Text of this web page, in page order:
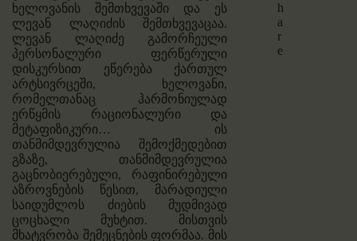
ხელოვანის შემთხვევაში და ეს
ლევან ლაღიძის შემთხვევაცაა.
ლევან ლაღიძე გამორჩეული
პერსონალური ფერწერული
დისკურსით ეწერება ქართულ
არტსივრცეში, ხელოვანი,
რომელთანაც ჰარმონიულად
ერწყმის რაციონალური და
მეტაფიზიკური… ის
თანმიმდევრულია შემოქმედებით
გზაზე, თანმიმდევრულია
გაცნობიერებული, რაფინირებული
აზროვნების წესით, მარადიული
საიდუმლოს ძიების მუდმივად
ცოცხალი მუხტით. მისთვის
მხატვრობა შემეცნების ფორმაა. მის
h
a
r
e